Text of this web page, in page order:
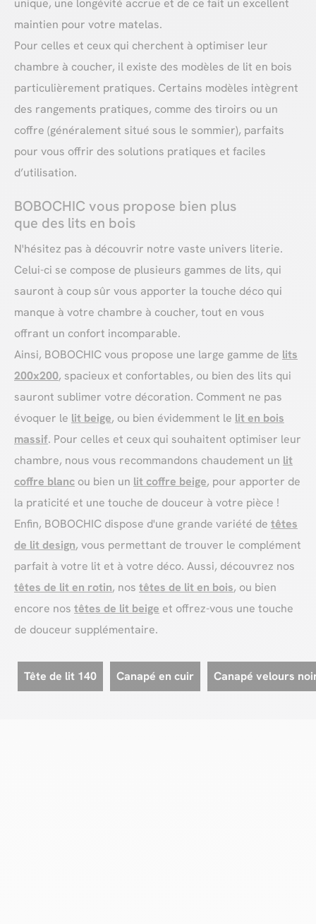
maintien pour votre matelas.
Pour celles et ceux qui cherchent à optimiser leur
chambre à coucher, il existe des modèles de lit en bois
particulièrement pratiques. Certains modèles intègrent
des rangements pratiques, comme des tiroirs ou un
coffre (généralement situé sous le sommier), parfaits
pour vous offrir des solutions pratiques et faciles
d’utilisation.
BOBOCHIC vous propose bien plus
que des lits en bois
N'hésitez pas à découvrir notre vaste univers literie.
Celui-ci se compose de plusieurs gammes de lits, qui
sauront à coup sûr vous apporter la touche déco qui
manque à votre chambre à coucher, tout en vous
offrant un confort incomparable.
Ainsi, BOBOCHIC vous propose une large gamme de lits
200x200, spacieux et confortables, ou bien des lits qui
sauront sublimer votre décoration. Comment ne pas
évoquer le lit beige, ou bien évidemment le lit en bois
massif. Pour celles et ceux qui souhaitent optimiser leur
chambre, nous vous recommandons chaudement un lit
coffre blanc ou bien un lit coffre beige, pour apporter de
la praticité et une touche de douceur à votre pièce !
Enfin, BOBOCHIC dispose d'une grande variété de têtes
de lit design, vous permettant de trouver le complément
parfait à votre lit et à votre déco. Aussi, découvrez nos
têtes de lit en rotin, nos têtes de lit en bois, ou bien
encore nos têtes de lit beige et offrez-vous une touche
de douceur supplémentaire.
Tête de lit 140 Canapé en cuir Canapé velours